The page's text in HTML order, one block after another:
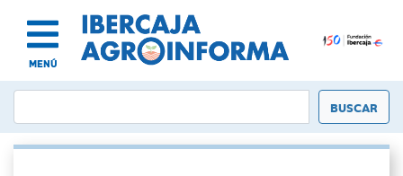
MENÚ